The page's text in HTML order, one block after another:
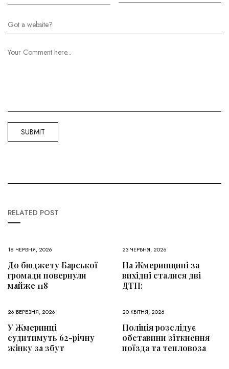
RELATED POST
18 ЧЕРВНЯ, 2026
До бюджету Барської
громади повернули
майже 118
23 ЧЕРВНЯ, 2026
На Жмеринщині за
вихідні сталися дві
ДТП:
26 БЕРЕЗНЯ, 2026
У Жмеринці
судитимуть 62-річну
жінку за збут
20 КВІТНЯ, 2026
Поліція розслідує
обставини зіткнення
поїзда та тепловоза